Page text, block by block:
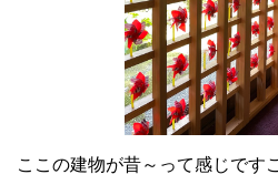
ここの建物が昔～って感じです